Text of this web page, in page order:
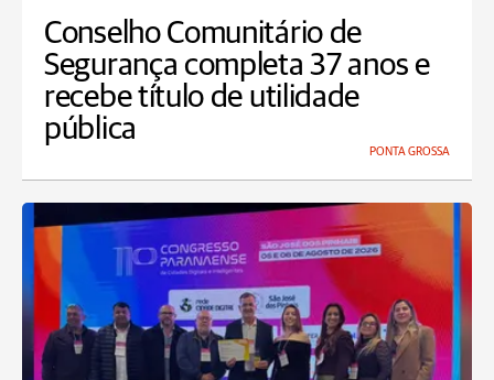
Conselho Comunitário de
Segurança completa 37 anos e
recebe título de utilidade
pública
PONTA GROSSA